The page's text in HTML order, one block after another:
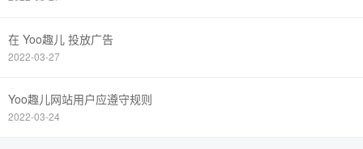
在 Yoo趣儿 投放广告
2022-03-27
Yoo趣儿网站用户应遵守规则
2022-03-24